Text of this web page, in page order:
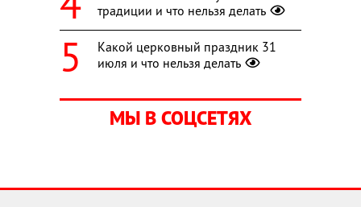
традиции и что нельзя делать
Какой церковный праздник 31
июля и что нельзя делать
МЫ В СОЦСЕТЯХ